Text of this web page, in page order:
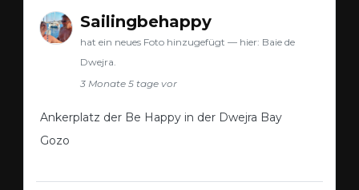
Sailingbehappy
hat ein neues Foto hinzugefügt — hier: Baie de
Dwejra.
3 Monate 5 tage vor
Ankerplatz der Be Happy in der Dwejra Bay
Gozo